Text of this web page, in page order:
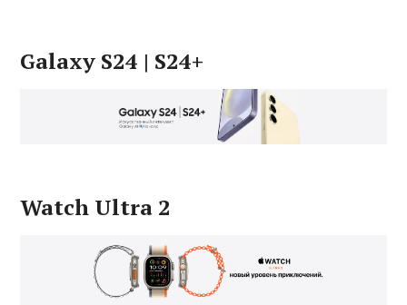
Galaxy S24 | S24+
Watch Ultra 2